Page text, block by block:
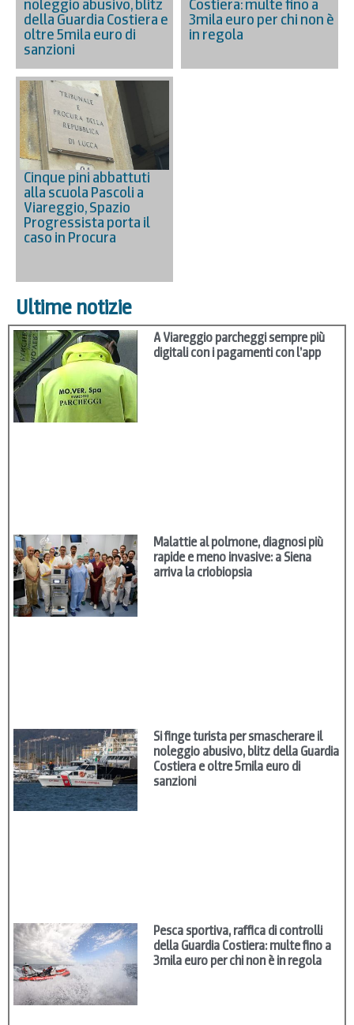
noleggio abusivo, blitz
della Guardia Costiera e
oltre 5mila euro di
sanzioni
Costiera: multe fino a
3mila euro per chi non è
in regola
Cinque pini abbattuti
alla scuola Pascoli a
Viareggio, Spazio
Progressista porta il
caso in Procura
Ultime notizie
A Viareggio parcheggi sempre più
digitali con i pagamenti con l’app
Malattie al polmone, diagnosi più
rapide e meno invasive: a Siena
arriva la criobiopsia
Si finge turista per smascherare il
noleggio abusivo, blitz della Guardia
Costiera e oltre 5mila euro di
sanzioni
Pesca sportiva, raffica di controlli
della Guardia Costiera: multe fino a
3mila euro per chi non è in regola